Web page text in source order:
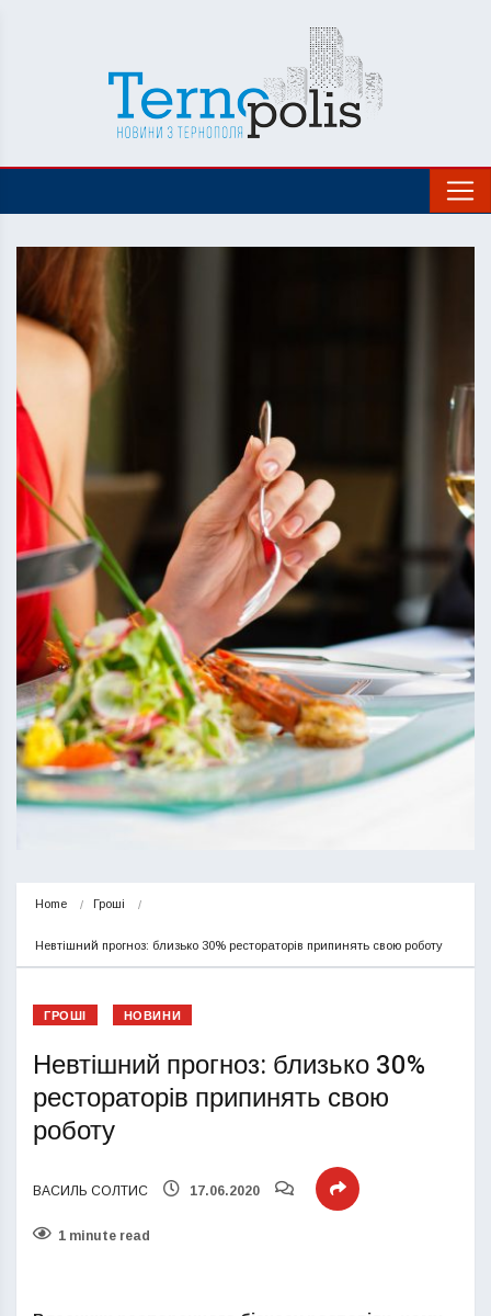
Home Гроші
Невтішний прогноз: близько 30% рестораторів припинять свою роботу
ГРОШІ НОВИНИ
Невтішний прогноз: близько 30%
рестораторів припинять свою
роботу
ВАСИЛЬ СОЛТИС 17.06.2020
1 minute read